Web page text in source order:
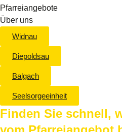
Pfarreiangebote
Über uns
Widnau
Diepoldsau
Balgach
Seelsorgeeinheit
Finden Sie schnell,